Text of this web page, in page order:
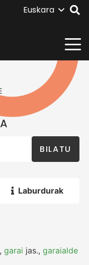
Euskara
BILATU
Laburdurak
,garai jas.,garaialde